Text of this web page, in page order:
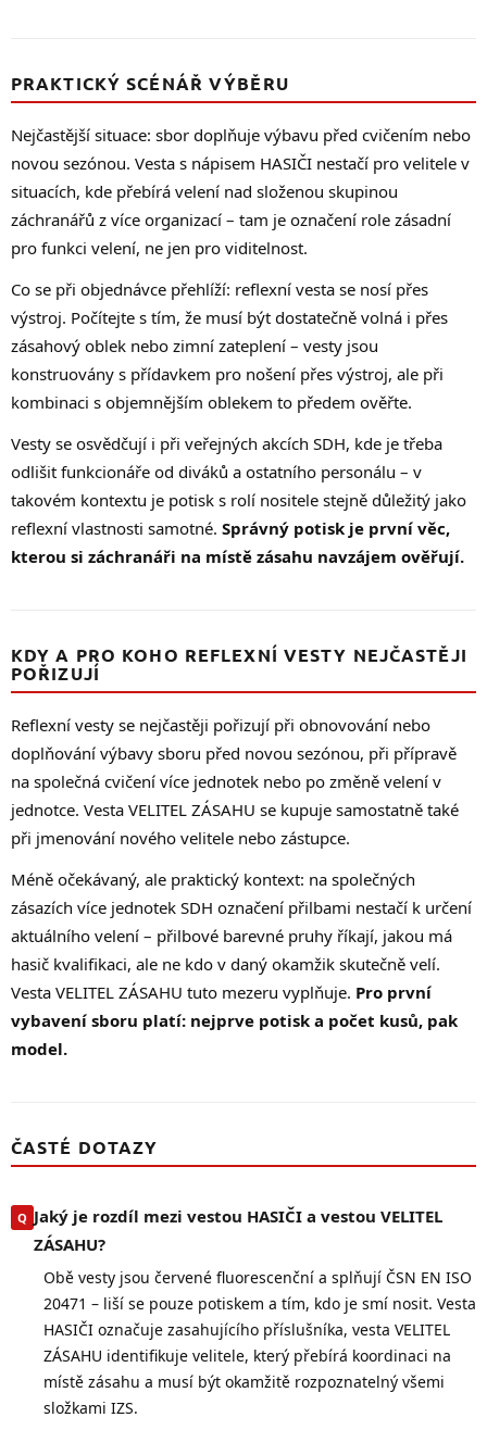
PRAKTICKÝ SCÉNÁŘ VÝBĚRU
Nejčastější situace: sbor doplňuje výbavu před cvičením nebo
novou sezónou. Vesta s nápisem HASIČI nestačí pro velitele v
situacích, kde přebírá velení nad složenou skupinou
záchranářů z více organizací – tam je označení role zásadní
pro funkci velení, ne jen pro viditelnost.
Co se při objednávce přehlíží: reflexní vesta se nosí přes
výstroj. Počítejte s tím, že musí být dostatečně volná i přes
zásahový oblek nebo zimní zateplení – vesty jsou
konstruovány s přídavkem pro nošení přes výstroj, ale při
kombinaci s objemnějším oblekem to předem ověřte.
Vesty se osvědčují i při veřejných akcích SDH, kde je třeba
odlišit funkcionáře od diváků a ostatního personálu – v
takovém kontextu je potisk s rolí nositele stejně důležitý jako
reflexní vlastnosti samotné. Správný potisk je první věc,
kterou si záchranáři na místě zásahu navzájem ověřují.
KDY A PRO KOHO REFLEXNÍ VESTY NEJČASTĚJI
POŘIZUJÍ
Reflexní vesty se nejčastěji pořizují při obnovování nebo
doplňování výbavy sboru před novou sezónou, při přípravě
na společná cvičení více jednotek nebo po změně velení v
jednotce. Vesta VELITEL ZÁSAHU se kupuje samostatně také
při jmenování nového velitele nebo zástupce.
Méně očekávaný, ale praktický kontext: na společných
zásazích více jednotek SDH označení přilbami nestačí k určení
aktuálního velení – přilbové barevné pruhy říkají, jakou má
hasič kvalifikaci, ale ne kdo v daný okamžik skutečně velí.
Vesta VELITEL ZÁSAHU tuto mezeru vyplňuje. Pro první
vybavení sboru platí: nejprve potisk a počet kusů, pak
model.
ČASTÉ DOTAZY
Jaký je rozdíl mezi vestou HASIČI a vestou VELITEL
ZÁSAHU?
Obě vesty jsou červené fluorescenční a splňují ČSN EN ISO
20471 – liší se pouze potiskem a tím, kdo je smí nosit. Vesta
HASIČI označuje zasahujícího příslušníka, vesta VELITEL
ZÁSAHU identifikuje velitele, který přebírá koordinaci na
místě zásahu a musí být okamžitě rozpoznatelný všemi
složkami IZS.